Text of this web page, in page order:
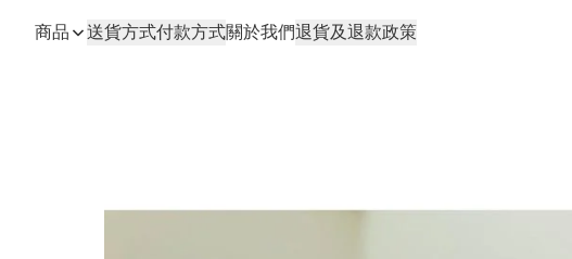
商品 送貨方式付款方式關於我們退貨及退款政策